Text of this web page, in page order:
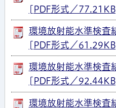
[PDF形式／
環境放射能水準検査
[PDF形式／
環境放射能水準検査
[PDF形式／92.44KB]
環境放射能水準検査